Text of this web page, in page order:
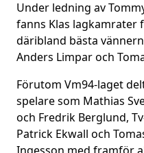
Under ledning av
fanns Klas lagkamrater
däribland bästa
Anders Limpar och
Förutom Vm94-laget
spelare som Mathias
och Fredrik Berglund,
Patrick Ekwall och